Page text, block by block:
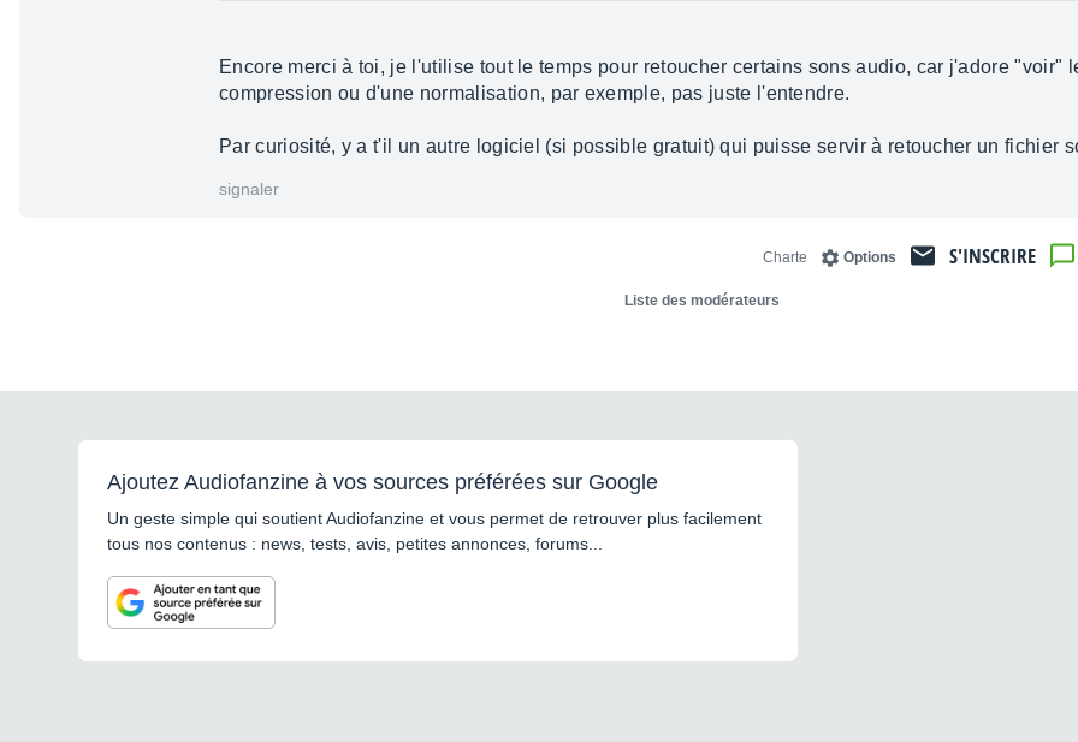
Encore merci à toi, je l'utilise tout le temps pour retoucher certains sons audio, car j'adore "voir"
compression ou d'une normalisation, par exemple, pas juste l'entendre.
Par curiosité, y a t'il un autre logiciel (si possible gratuit) qui puisse servir à retoucher un fichier
signaler
S'INSCRIRE
Options
Charte
Liste des modérateurs
Ajoutez Audiofanzine à vos sources préférées sur Google
Un geste simple qui soutient Audiofanzine et vous permet de retrouver plus facilement
tous nos contenus : news, tests, avis, petites annonces, forums...